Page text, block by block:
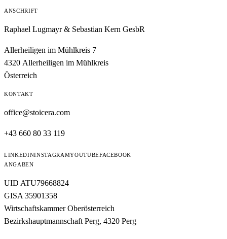
ANSCHRIFT
Raphael Lugmayr & Sebastian Kern GesbR
Allerheiligen im Mühlkreis 7
4320 Allerheiligen im Mühlkreis
Österreich
KONTAKT
office@stoicera.com
+43 660 80 33 119
LINKEDININSTAGRAMYOUTUBEFACEBOOK
ANGABEN
UID ATU79668824
GISA 35901358
Wirtschaftskammer Oberösterreich
Bezirkshauptmannschaft Perg, 4320 Perg